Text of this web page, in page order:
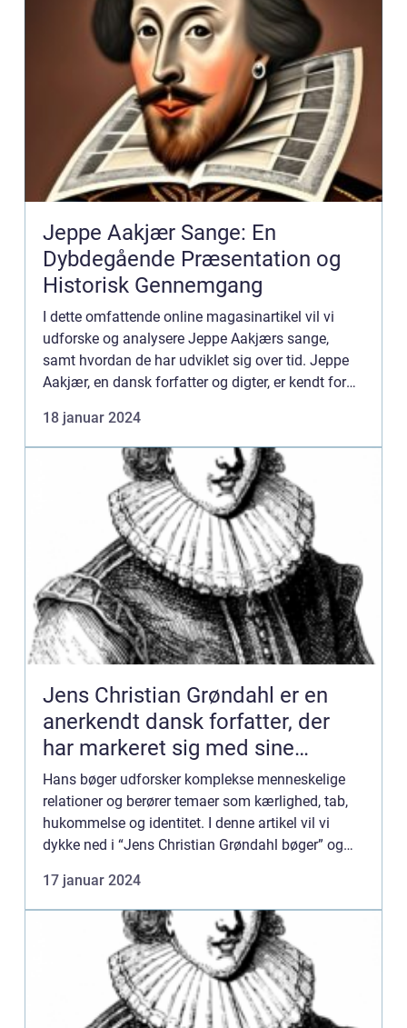
Jeppe Aakjær Sange: En
Dybdegående Præsentation og
Historisk Gennemgang
I dette omfattende online magasinartikel vil vi
udforske og analysere Jeppe Aakjærs sange,
samt hvordan de har udviklet sig over tid. Jeppe
Aakjær, en dansk forfatter og digter, er kendt for
land s...
18 januar 2024
Jens Christian Grøndahl er en
anerkendt dansk forfatter, der
har markeret sig med sine
raffinerede og dybtgående
romaner
Hans bøger udforsker komplekse menneskelige
relationer og berører temaer som kærlighed, tab,
hukommelse og identitet. I denne artikel vil vi
dykke ned i “Jens Christian Grøndahl bøger” og
værdifulde...
17 januar 2024